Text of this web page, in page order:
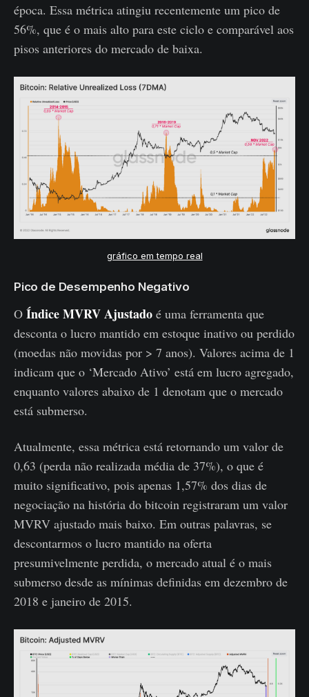
época. Essa métrica atingiu recentemente um pico de
56%, que é o mais alto para este ciclo e comparável aos
pisos anteriores do mercado de baixa.
gráfico em tempo real
Pico de Desempenho Negativo
O Índice MVRV Ajustado é uma ferramenta que
desconta o lucro mantido em estoque inativo ou perdido
(moedas não movidas por > 7 anos). Valores acima de 1
indicam que o ‘Mercado Ativo’ está em lucro agregado,
enquanto valores abaixo de 1 denotam que o mercado
está submerso.
Atualmente, essa métrica está retornando um valor de
0,63 (perda não realizada média de 37%), o que é
muito significativo, pois apenas 1,57% dos dias de
negociação na história do bitcoin registraram um valor
MVRV ajustado mais baixo. Em outras palavras, se
descontarmos o lucro mantido na oferta
presumivelmente perdida, o mercado atual é o mais
submerso desde as mínimas definidas em dezembro de
2018 e janeiro de 2015.